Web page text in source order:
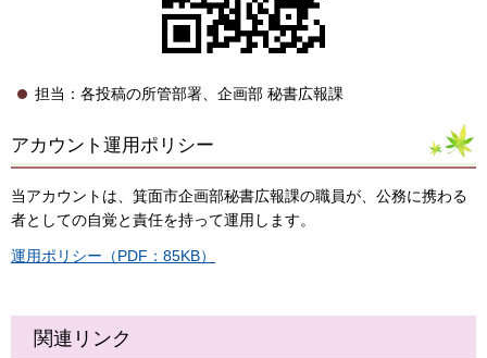
担当：各投稿の所管部署、企画部 秘書広報課
アカウント運用ポリシー
当アカウントは、箕面市企画部秘書広報課の職員が、公務に携わる
者としての自覚と責任を持って運用します。
運用ポリシー（PDF：85KB）
関連リンク